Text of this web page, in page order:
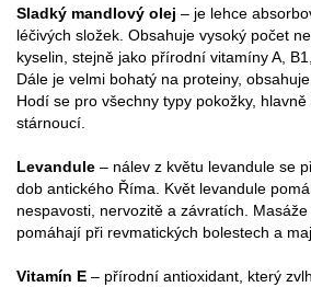
Sladký mandlový olej – je lehce
léčivých složek. Obsahuje vysoký počet
kyselin, stejně jako přírodní vitamíny A,
Dále je velmi bohatý na proteiny,
Hodí se pro všechny typy pokožky,
stárnoucí.
Levandule – nálev z květu levandule se
dob antického Říma. Květ levandule
nespavosti, nervozitě a závratích.
pomáhají při revmatických bolestech a
Vitamín E – přírodní antioxidant, který